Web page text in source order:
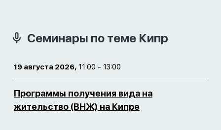
Семинары по теме Кипр
19 августа 2026, 11:00 - 13:00
Программы получения вида на
жительство (ВНЖ) на Кипре